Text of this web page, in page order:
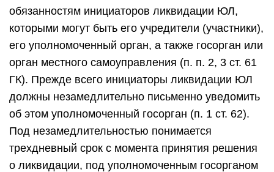
обязанностям инициаторов ликвидации ЮЛ,
которыми могут быть его учредители (участники),
его уполномоченный орган, а также госорган или
орган местного самоуправления (п. п. 2, 3 ст. 61
ГК). Прежде всего инициаторы ликвидации ЮЛ
должны незамедлительно письменно уведомить
об этом уполномоченный госорган (п. 1 ст. 62).
Под незамедлительностью понимается
трехдневный срок с момента принятия решения
о ликвидации, под уполномоченным госорганом